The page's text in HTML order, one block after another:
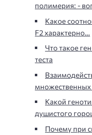
полимерия: -
Какое
F2 характерно…
Что такое
теста
множественных
Какой
душистого
Почему при